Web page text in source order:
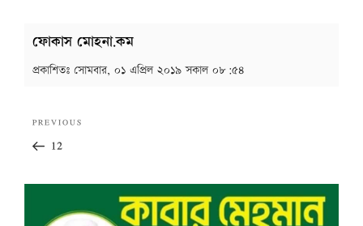
ফোকাস মোহনা.কম
প্রকাশিতঃ সোমবার, ০১ এপ্রিল ২০১৯ সকাল ০৮:৫৪
navigation
Previous
Post
PREVIOUS
12